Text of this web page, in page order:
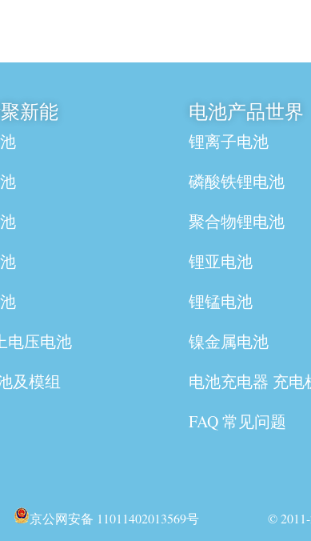
新能
电压电池
及模组
电池产品世界
锂离子电池
磷酸铁锂电池
聚合物锂电池
锂亚电池
锂锰电池
镍金属电池
电池充电器 充电
FAQ 常见问题
京公网安备 11011402013569号 © 2011-